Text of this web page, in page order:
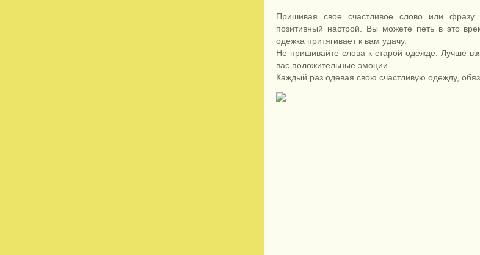
Пришивая свое счастливое слово или
позитивный настрой. Вы можете петь в это
одежка притягивает к вам удачу.
Не пришивайте слова к старой одежде. Лучше
вас положительные эмоции.
Каждый раз одевая свою счастливую одежду,